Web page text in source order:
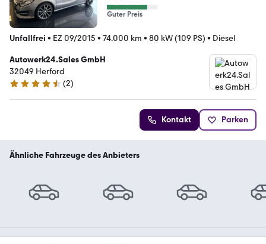
Guter Preis
Unfallfrei • EZ 09/2015 • 74.000 km • 80 kW (109 PS) • Diesel
Autowerk24.Sales GmbH
32049 Herford
4.3 Sterne
(2)
Kontakt Parken
Ähnliche Fahrzeuge des Anbieters